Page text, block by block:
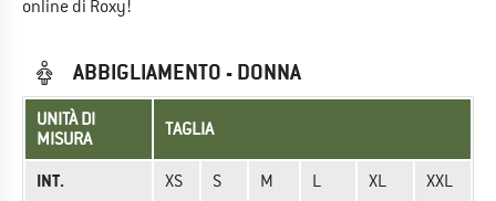
online di Roxy!
ABBIGLIAMENTO - DONNA
UNITÀ DI
MISURA
TAGLIA
INT. XS S M L XL XXL